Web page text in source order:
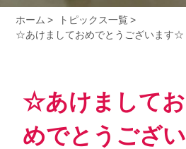
ホーム
トピックス一覧
☆あけましておめでとうございます☆
☆あけましてお
めでとうござい